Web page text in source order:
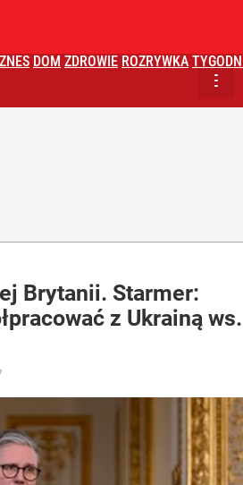
DOM ZDROWIE ROZRYWKA
Brytanii. Starmer:
z Ukrainą ws.